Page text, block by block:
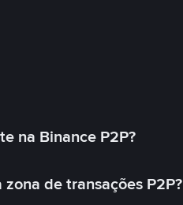
na Binance P2P?
de transações P2P?